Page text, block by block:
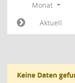
Monat
Aktuell
Keine Daten